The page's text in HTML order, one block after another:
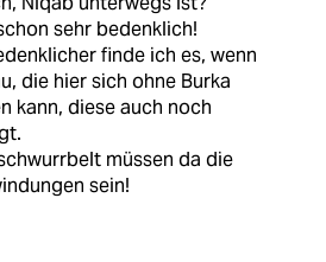
sehr bedenklich!
finde ich es, wenn
die hier sich ohne Burka
kann, diese auch noch
müssen da die
sein!